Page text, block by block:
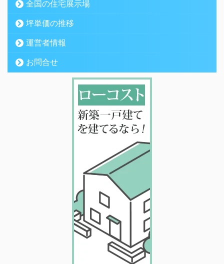
全国の住宅展示場
坪単価の推移
運営者情報
お問合せ